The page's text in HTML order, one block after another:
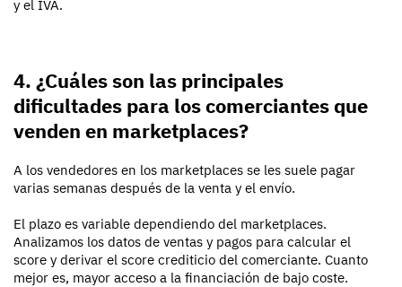
y el IVA.
4. ¿Cuáles son las principales
dificultades para los comerciantes que
venden en marketplaces?
A los vendedores en los marketplaces se les suele pagar
varias semanas después de la venta y el envío.
El plazo es variable dependiendo del marketplaces.
Analizamos los datos de ventas y pagos para calcular el
score y derivar el score crediticio del comerciante. Cuanto
mejor es, mayor acceso a la financiación de bajo coste.